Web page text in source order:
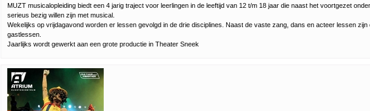
MUZT musicalopleiding biedt een 4 jarig traject voor leerlingen in de leeftijd van 12 t/m 18 jaar die naast het voortgezet
serieus bezig willen zijn met musical.
Wekelijks op vrijdagavond worden er lessen gevolgd in de drie disciplines. Naast de vaste zang, dans en acteer lessen zijn
gastlessen.
Jaarlijks wordt gewerkt aan een grote productie in Theater Sneek